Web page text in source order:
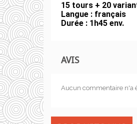
15 tours + 20
Langue : français
Durée : 1h45 env.
AVIS
Aucun commentaire n'a